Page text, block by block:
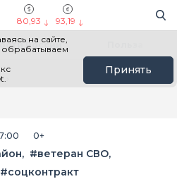
80,93 93,19
на сайте,
обрабатываем
Принять
России
0+
#ветеран СВО
#соцконтракт